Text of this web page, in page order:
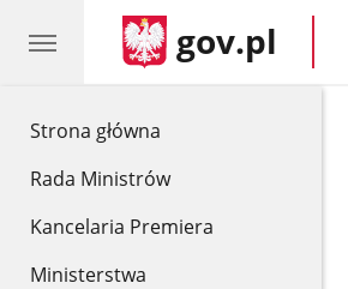
Strona główna
Rada Ministrów
Kancelaria Premiera
Ministerstwa
gov.pl